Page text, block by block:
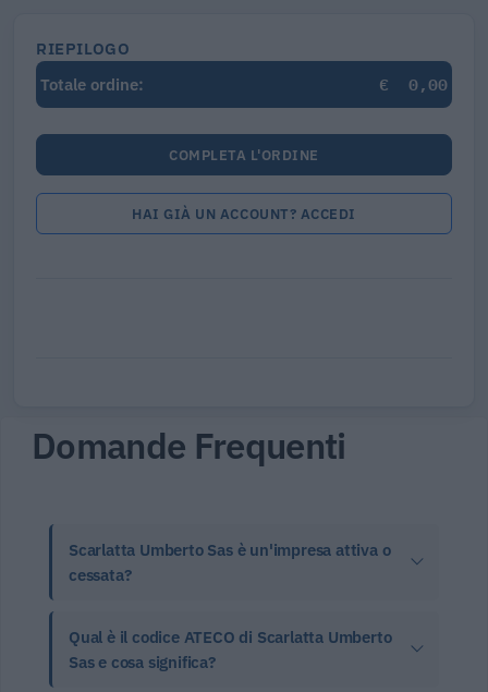
RIEPILOGO
Totale ordine:
€ 0,00
COMPLETA L'ORDINE
HAI GIÀ UN ACCOUNT? ACCEDI
Domande Frequenti
Scarlatta Umberto Sas è un'impresa attiva o
cessata?
Qual è il codice ATECO di Scarlatta Umberto
Sas e cosa significa?